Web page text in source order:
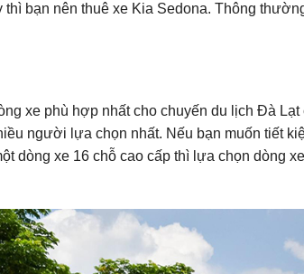
bạn nên thuê xe Kia Sedona. Thông
xe phù hợp nhất cho chuyến du lịch Đà Lạt
người lựa chọn nhất. Nếu bạn muốn tiết
dòng xe 16 chỗ cao cấp thì lựa chọn dòng xe